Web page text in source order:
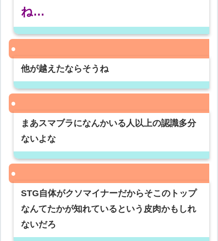
ね…
他が越えたならそうね
まあスマブラになんかいる人以上の認識多分
ないよな
STG自体がクソマイナーだからそこのトップ
なんてたかが知れているという皮肉かもしれ
ないだろ